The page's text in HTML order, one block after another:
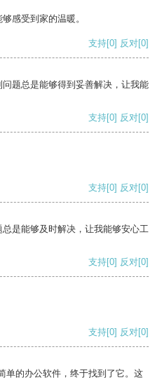
感受到家的温暖。
支持[0] 反对[0]
题总是能够得到妥善解决，让我能
支持[0] 反对[0]
支持[0] 反对[0]
是能够及时解决，让我能够安心工
支持[0] 反对[0]
支持[0] 反对[0]
单的办公软件，终于找到了它。这